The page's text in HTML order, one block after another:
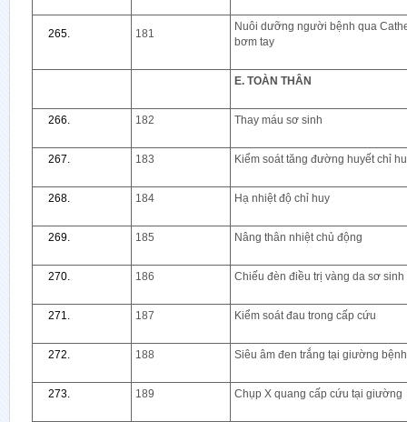
181
Nuôi dưỡng người bệnh qua
bơm tay
E. TOÀN THÂN
182 Thay máu sơ sinh
183 Kiểm soát tăng đường huyết chỉ
184 Hạ nhiệt độ chỉ huy
185 Nâng thân nhiệt chủ động
186 Chiếu đèn điều trị vàng da sơ sinh
187 Kiểm soát đau trong cấp cứu
188 Siêu âm đen trắng tại giường
189 Chụp X quang cấp cứu tại giường